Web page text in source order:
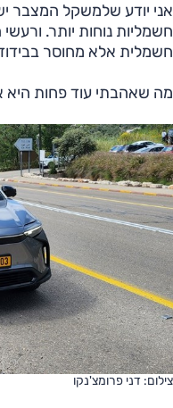
אני יודע שלמשקל המצבר
חשמליות נוחות יותר.
חשמלית אלא מחוסר
מה שאהבתי עוד פחות היא
צילום: דני פרומצ'נקו